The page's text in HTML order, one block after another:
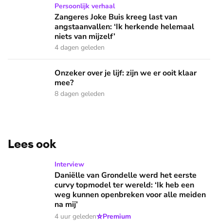
Zangeres Joke Buis kreeg last van angstaanvallen: ‘Ik
Persoonlijk verhaal
Zangeres Joke Buis kreeg last van
angstaanvallen: ‘Ik herkende helemaal
niets van mijzelf’
4 dagen geleden
Onzeker over je lijf: zijn we er ooit klaar mee?
Onzeker over je lijf: zijn we er ooit klaar
mee?
8 dagen geleden
Lees ook
Daniëlle van Grondelle werd het eerste curvy topmodel
Interview
Daniëlle van Grondelle werd het eerste
curvy topmodel ter wereld: ‘Ik heb een
weg kunnen openbreken voor alle meiden
na mij’
4 uur geleden⭐Premium